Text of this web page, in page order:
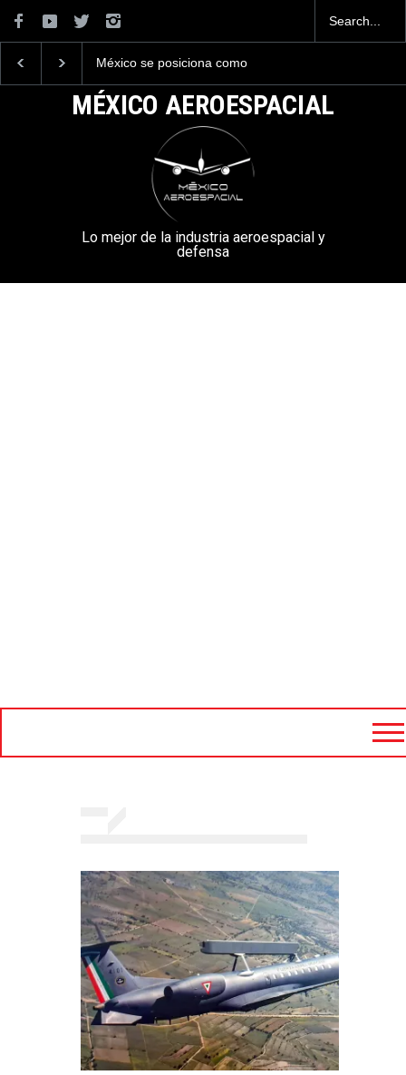
México se posiciona como
aeroespacial del mundo, al
superar los 13,600 millones
de dólares en exportaciones
la Armada de México
MÉXICO AEROESPACIAL
Lo mejor de la industria aeroespacial y
defensa